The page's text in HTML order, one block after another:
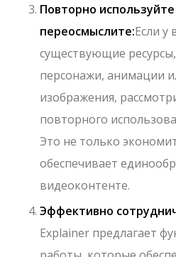
Повторно
переосмыслите:Если у
существующие
персонажи, анимации
изображения,
повторного
Это не только
обеспечивает
видеоконтенте.
Эффективно
Explainer предлагает